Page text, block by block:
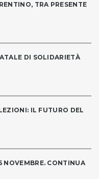
TRA PRESENTE
DI SOLIDARIETÀ
IL FUTURO DEL
NOVEMBRE. CONTINUA